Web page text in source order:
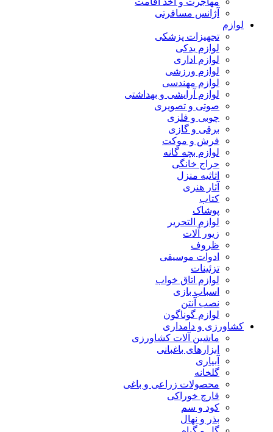
آژانس مسافرتی
لوازم
تجهیزات پزشکی
لوازم یدکی
لوازم اداری
لوازم ورزشی
لوازم مهندسی
لوازم آرایشی و بهداشتی
صوتی و تصویری
چوبی و فلزی
برقی و گازی
فرش و موکت
لوازم بچه گانه
حراج خانگی
اثاثیه منزل
آثار هنری
کتاب
پوشاک
لوازم التحریر
زیور آلات
ظروف
ادوات موسیقی
تزئینات
لوازم اتاق خواب
اسباب بازی
نصب آنتن
لوازم گوناگون
کشاورزی و دامداری
ماشین آلات کشاورزی
ابزارهای باغبانی
آبیاری
گلخانه
محصولات زراعی و باغی
قارچ خوراکی
کود و سم
بذر و نهال